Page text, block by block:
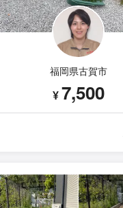
福岡県古賀市
¥7,500